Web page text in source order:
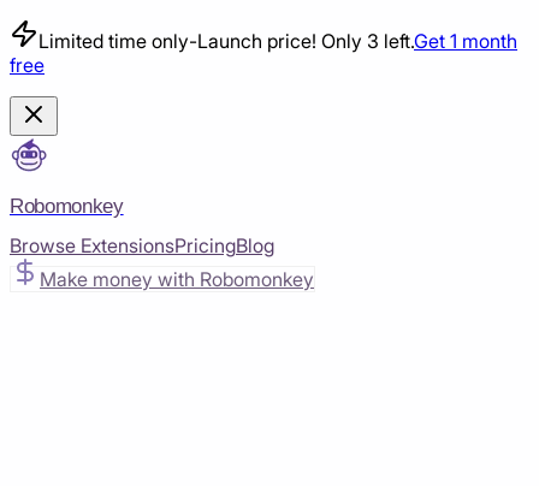
Limited time only-Launch price! Only 3 left.Get 1 month
free
Robomonkey
Browse ExtensionsPricingBlog
Make money with Robomonkey